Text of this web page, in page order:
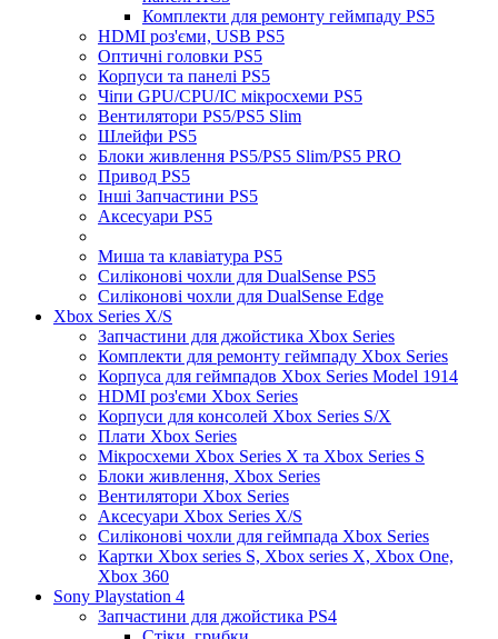
Комплекти для ремонту геймпаду PS5
HDMI роз'єми, USB PS5
Оптичні головки PS5
Корпуси та панелі PS5
Чіпи GPU/CPU/IC мікросхеми PS5
Вентилятори PS5/PS5 Slim
Шлейфи PS5
Блоки живлення PS5/PS5 Slim/PS5 PRO
Привод PS5
Інші Запчастини PS5
Аксесуари PS5
Миша та клавіатура PS5
Силіконові чохли для DualSense PS5
Силіконові чохли для DualSense Edge
Xbox Series X/S
Запчастини для джойстика Xbox Series
Комплекти для ремонту геймпаду Xbox Series
Корпуса для геймпадов Xbox Series Model 1914
HDMI роз'єми Xbox Series
Корпуси для консолей Xbox Series S/X
Плати Xbox Series
Мікросхеми Xbox Series X та Xbox Series S
Блоки живлення, Xbox Series
Вентилятори Xbox Series
Аксесуари Xbox Series X/S
Силіконові чохли для геймпада Xbox Series
Картки Xbox series S, Xbox series X, Xbox One,
Xbox 360
Sony Playstation 4
Запчастини для джойстика PS4